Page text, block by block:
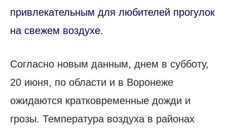
привлекательным для любителей прогулок
на свежем воздухе.
Согласно новым данным, днем в субботу,
20 июня, по области и в Воронеже
ожидаются кратковременные дожди и
грозы. Температура воздуха в районах